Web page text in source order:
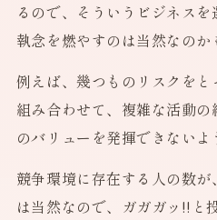
るので、そういうビジネス
執念を燃やすのは当然なのか
例えば、幾つものリスクを
組み合わせて、複雑な活動
のバリューを発揮できないよ
競争環境に存在する人の数
は当然なので、ガガガッ!!と